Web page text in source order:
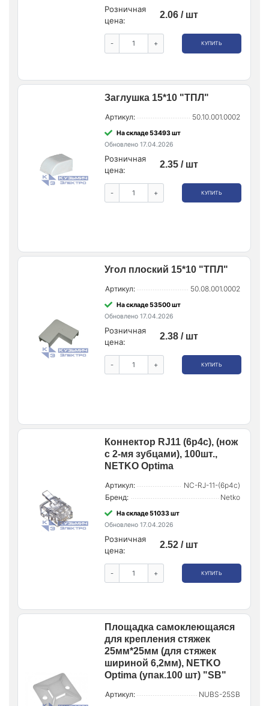
Розничная
цена:
2.06 / шт
- + КУПИТЬ
Заглушка 15*10 "ТПЛ"
Артикул: 50.10.001.0002
На складе 53493 шт
Обновлено 17.04.2026
Розничная
цена:
2.35 / шт
- + КУПИТЬ
Угол плоский 15*10 "ТПЛ"
Артикул: 50.08.001.0002
На складе 53500 шт
Обновлено 17.04.2026
Розничная
цена:
2.38 / шт
- + КУПИТЬ
Коннектор RJ11 (6p4c), (нож
с 2-мя зубцами), 100шт.,
NETKO Optima
Артикул:
NC-RJ-11-(6p4c)
Бренд:
Netko
На складе 51033 шт
Обновлено 17.04.2026
Розничная
цена:
2.52 / шт
- + КУПИТЬ
Площадка самоклеющаяся
для крепления стяжек
25мм*25мм (для стяжек
шириной 6,2мм), NETKO
Optima (упак.100 шт) "SB"
Артикул: NUBS-25SB